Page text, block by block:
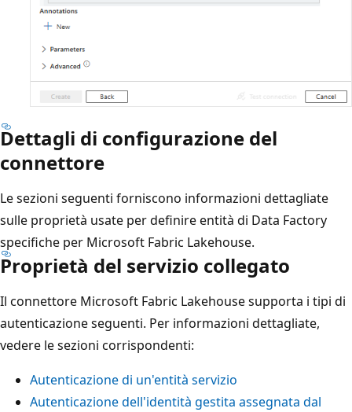
Dettagli di configurazione del
connettore
Le sezioni seguenti forniscono informazioni dettagliate
sulle proprietà usate per definire entità di Data Factory
specifiche per Microsoft Fabric Lakehouse.
Proprietà del servizio collegato
Il connettore Microsoft Fabric Lakehouse supporta i tipi di
autenticazione seguenti. Per informazioni dettagliate,
vedere le sezioni corrispondenti:
Autenticazione di un'entità servizio
Autenticazione dell'identità gestita assegnata dal